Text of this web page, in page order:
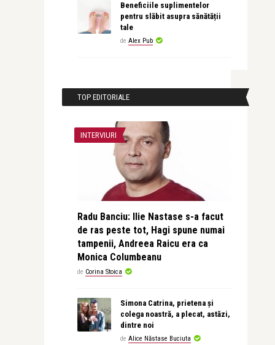
Beneficiile suplimentelor
pentru slăbit asupra sănătății
tale
de Alex Pub
TOP EDITORIALE
INTERVIURI
Radu Banciu: Ilie Nastase s-a facut
de ras peste tot, Hagi spune numai
tampenii, Andreea Raicu era ca
Monica Columbeanu
de Corina Stoica
Simona Catrina, prietena și
colega noastră, a plecat, astăzi,
dintre noi
de Alice Năstase Buciuta